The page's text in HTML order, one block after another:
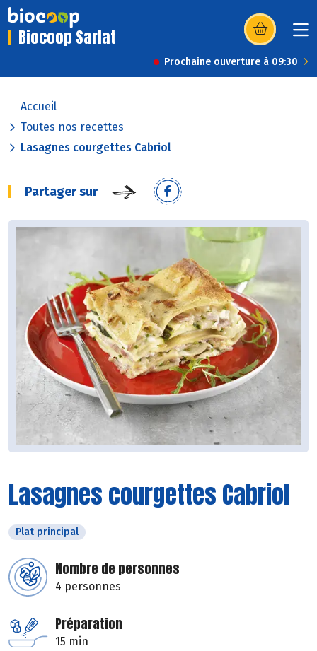
Biocoop Sarlat (s’ouvre dans
Prochaine ouverture à 09:30
Accueil
Toutes nos recettes
Lasagnes courgettes Cabriol
Partager sur
Lasagnes courgettes Cabriol
Plat principal
Nombre de personnes
4 personnes
Préparation
15 min